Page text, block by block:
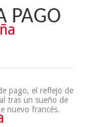
PAGO
pago, el reflejo de
tras un sueño de
nuevo francés.